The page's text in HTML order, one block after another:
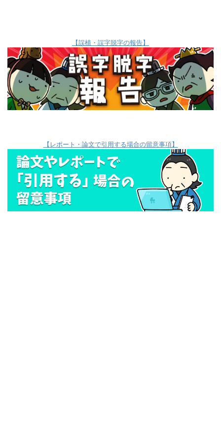
【誤植・誤字脱字の報告】
【レポート・論文で引用する場合の留意事項】